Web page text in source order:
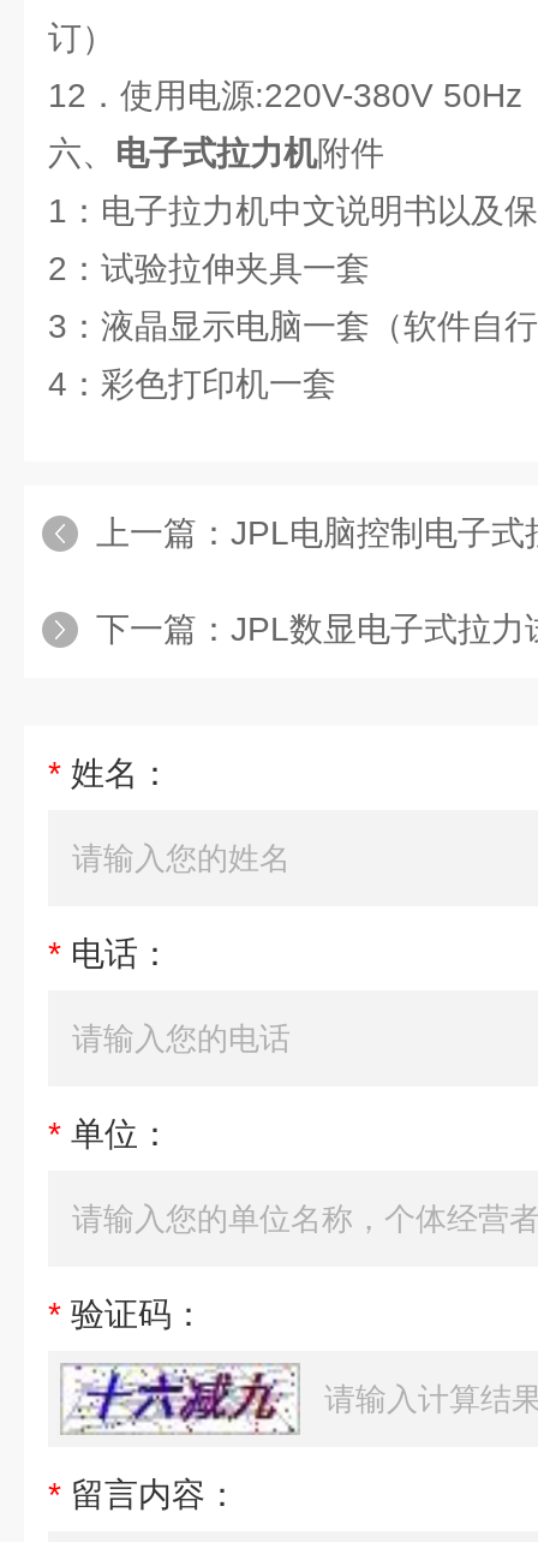
订）
12．使用电源:220V-380V 50Hz
六、 电子式拉力机附件
1：电子拉力机中文说明书以及
2：试验拉伸夹具一套
3：液晶显示电脑一套（软件自
4：彩色打印机一套
上一篇： JPL电脑控制电子式
下一篇： JPL数显电子式拉力试验
* 姓名：
* 电话：
* 单位：
* 验证码：
* 留言内容：